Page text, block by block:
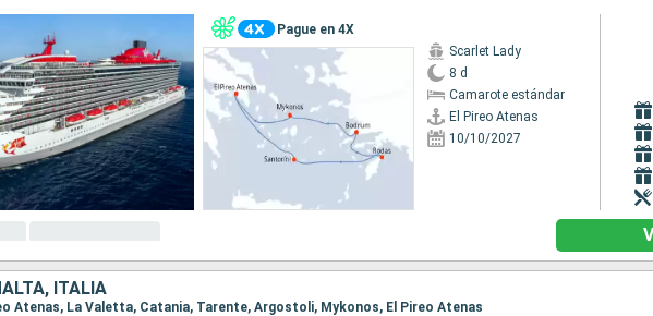
Pague en 4X
Scarlet Lady
8 d
Camarote estándar
El Pireo Atenas
10/10/2027
ITALIA
Atenas, La Valetta, Catania, Tarente, Argostoli, Mykonos, El Pireo Atenas